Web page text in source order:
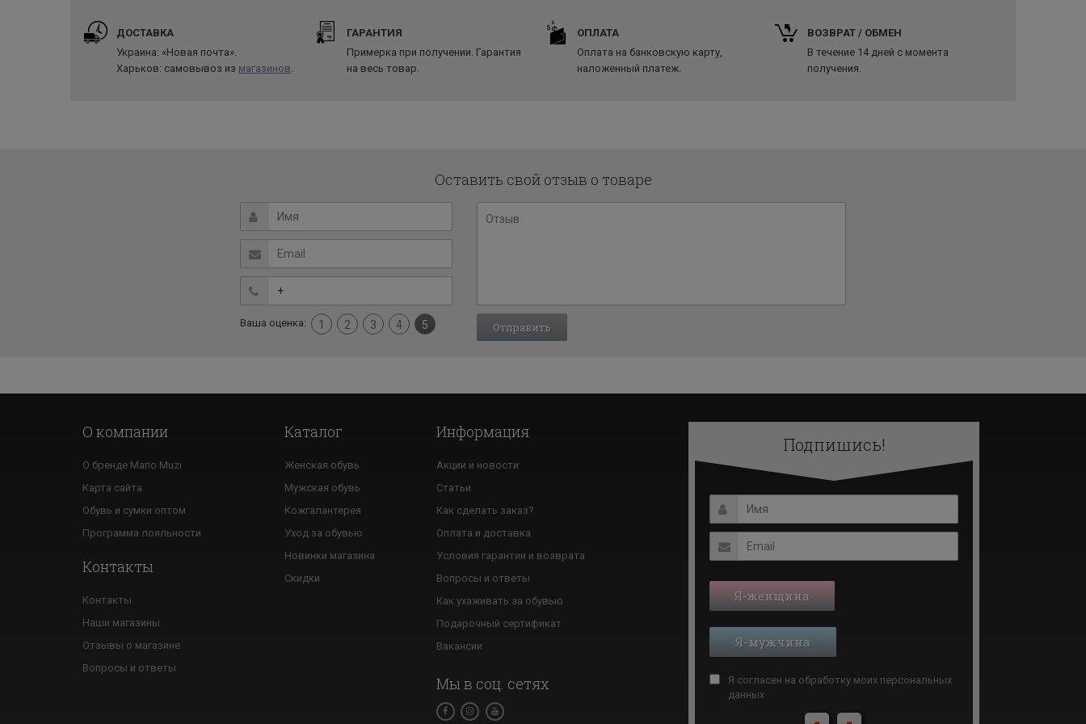
ДОСТАВКА
Украина: «Новая почта».
Харьков: самовывоз из магазинов.
ГАРАНТИЯ
Примерка при получении. Гарантия
на весь товар.
ОПЛАТА
Оплата на банковскую карту,
наложенный платеж.
ВОЗВРАТ / ОБМЕН
В течение 14 дней с момента
получения.
Оставить свой отзыв о товаре
Ваша оценка: 1 2 3 4 5
О компании
О бренде Mario Muzi
Карта сайта
Обувь и сумки оптом
Программа лояльности
Контакты
Контакты
Наши магазины
Отзывы о магазине
Вопросы и ответы
Каталог
Женская обувь
Мужская обувь
Кожгалантерея
Уход за обувью
Новинки магазина
Скидки
Информация
Акции и новости
Статьи
Как сделать заказ?
Оплата и доставка
Условия гарантии и возврата
Вопросы и ответы
Как ухаживать за обувью
Подарочный сертификат
Вакансии
Мы в соц. сетях
Подпишись!
Я-женщина
Я-мужчина
Я согласен на обработку моих персональных
данных